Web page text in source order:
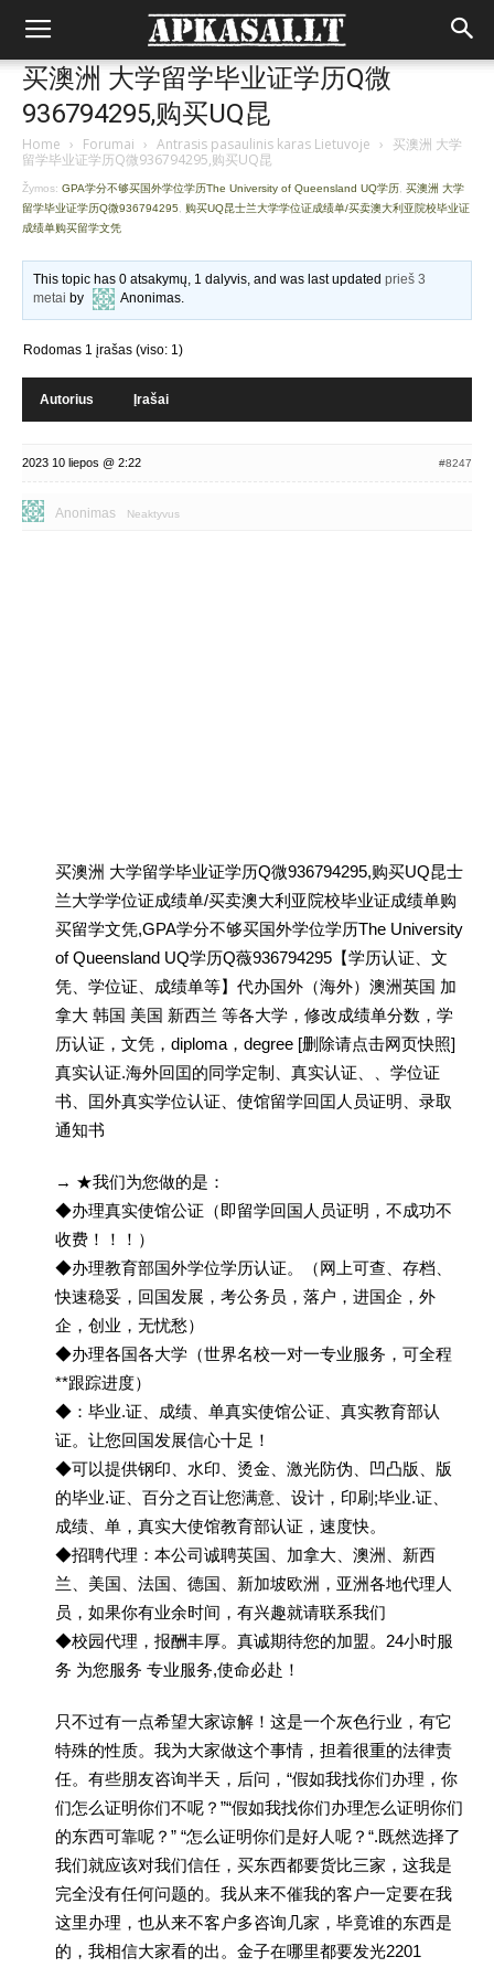
买澳洲 大学留学毕业证学历Q微
936794295,购买UQ昆
Home › Forumai › Antrasis pasaulinis karas Lietuvoje › 买澳洲 大学
留学毕业证学历Q微936794295,购买UQ昆
Žymos: GPA学分不够买国外学位学历The University of Queensland UQ学历 买澳洲 大学
留学毕业证学历Q微936794295
购买UQ昆士兰大学学位证成绩单/买卖澳大利亚院校毕业证
成绩单购买留学文凭
This topic has 0 atsakymų, 1 dalyvis, and was last updatedprieš 3
metai by Anonimas.
Rodomas 1 įrašas (viso: 1)
Autorius Įrašai
2023 10 liepos @ 2:22 #8247
Anonimas Neaktyvus
买澳洲 大学留学毕业证学历Q微936794295,购买UQ昆士
兰大学学位证成绩单/买卖澳大利亚院校毕业证成绩单购
买留学文凭,GPA学分不够买国外学位学历The University
of Queensland UQ学历Q薇936794295【学历认证、文
凭、学位证、成绩单等】代办国外（海外）澳洲英国 加
拿大 韩国 美国 新西兰 等各大学，修改成绩单分数，学
历认证，文凭，diploma，degree [删除请点击网页快照]
真实认证.海外回囯的同学定制、真实认证、、学位证
书、囯外真实学位认证、使馆留学回囯人员证明、录取
通知书
→ ★我们为您做的是：
◆办理真实使馆公证（即留学回国人员证明，不成功不
收费！！！）
◆办理教育部国外学位学历认证。（网上可查、存档、
快速稳妥，回国发展，考公务员，落户，进国企，外
企，创业，无忧愁）
◆办理各国各大学（世界名校一对一专业服务，可全程
**跟踪进度）
◆：毕业.证、成绩、单真实使馆公证、真实教育部认
证。让您回国发展信心十足！
◆可以提供钢印、水印、烫金、激光防伪、凹凸版、版
的毕业.证、百分之百让您满意、设计，印刷;毕业.证、
成绩、单，真实大使馆教育部认证，速度快。
◆招聘代理：本公司诚聘英国、加拿大、澳洲、新西
兰、美国、法国、德国、新加坡欧洲，亚洲各地代理人
员，如果你有业余时间，有兴趣就请联系我们
◆校园代理，报酬丰厚。真诚期待您的加盟。24小时服
务 为您服务 专业服务,使命必赴！
只不过有一点希望大家谅解！这是一个灰色行业，有它
特殊的性质。我为大家做这个事情，担着很重的法律责
任。有些朋友咨询半天，后问，“假如我找你们办理，你
们怎么证明你们不呢？”“假如我找你们办理怎么证明你们
的东西可靠呢？” “怎么证明你们是好人呢？“.既然选择了
我们就应该对我们信任，买东西都要货比三家，这我是
完全没有任何问题的。我从来不催我的客户一定要在我
这里办理，也从来不客户多咨询几家，毕竟谁的东西是
的，我相信大家看的出。金子在哪里都要发光2201